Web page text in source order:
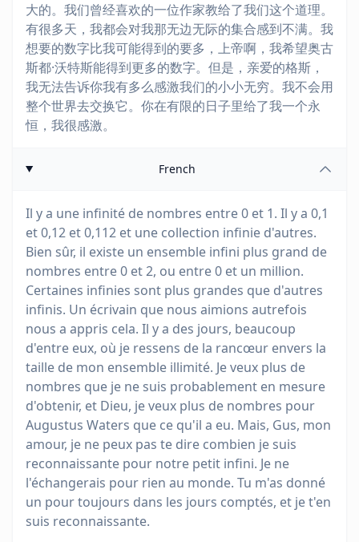
大的。我们曾经喜欢的一位作家教给了我们这个道理。
有很多天，我都会对我那无边无际的集合感到不满。我
想要的数字比我可能得到的要多，上帝啊，我希望奥古
斯都·沃特斯能得到更多的数字。但是，亲爱的格斯，
我无法告诉你我有多么感激我们的小小无穷。我不会用
整个世界去交换它。你在有限的日子里给了我一个永
恒，我很感激。
French
Il y a une infinité de nombres entre 0 et 1. Il y a 0,1
et 0,12 et 0,112 et une collection infinie d'autres.
Bien sûr, il existe un ensemble infini plus grand de
nombres entre 0 et 2, ou entre 0 et un million.
Certaines infinies sont plus grandes que d'autres
infinis. Un écrivain que nous aimions autrefois
nous a appris cela. Il y a des jours, beaucoup
d'entre eux, où je ressens de la rancœur envers la
taille de mon ensemble illimité. Je veux plus de
nombres que je ne suis probablement en mesure
d'obtenir, et Dieu, je veux plus de nombres pour
Augustus Waters que ce qu'il a eu. Mais, Gus, mon
amour, je ne peux pas te dire combien je suis
reconnaissante pour notre petit infini. Je ne
l'échangerais pour rien au monde. Tu m'as donné
un pour toujours dans les jours comptés, et je t'en
suis reconnaissante.